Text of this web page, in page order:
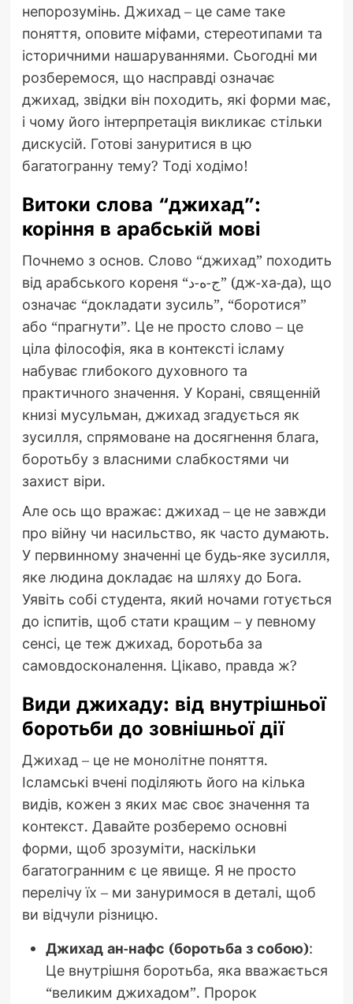
непорозумінь. Джихад – це саме таке
поняття, оповите міфами, стереотипами та
історичними нашаруваннями. Сьогодні ми
розберемося, що насправді означає
джихад, звідки він походить, які форми має,
і чому його інтерпретація викликає стільки
дискусій. Готові зануритися в цю
багатогранну тему? Тоді ходімо!
Витоки слова “джихад”:
коріння в арабській мові
Почнемо з основ. Слово “джихад” походить
від арабського кореня “ج-ه-د” (дж-ха-да), що
означає “докладати зусиль”, “боротися”
або “прагнути”. Це не просто слово – це
ціла філософія, яка в контексті ісламу
набуває глибокого духовного та
практичного значення. У Корані, священній
книзі мусульман, джихад згадується як
зусилля, спрямоване на досягнення блага,
боротьбу з власними слабкостями чи
захист віри.
Але ось що вражає: джихад – це не завжди
про війну чи насильство, як часто думають.
У первинному значенні це будь-яке зусилля,
яке людина докладає на шляху до Бога.
Уявіть собі студента, який ночами готується
до іспитів, щоб стати кращим – у певному
сенсі, це теж джихад, боротьба за
самовдосконалення. Цікаво, правда ж?
Види джихаду: від внутрішньої
боротьби до зовнішньої дії
Джихад – це не монолітне поняття.
Ісламські вчені поділяють його на кілька
видів, кожен з яких має своє значення та
контекст. Давайте розберемо основні
форми, щоб зрозуміти, наскільки
багатогранним є це явище. Я не просто
перелічу їх – ми зануримося в деталі, щоб
ви відчули різницю.
Джихад ан-нафс (боротьба з собою):
Це внутрішня боротьба, яка вважається
“великим джихадом”. Пророк